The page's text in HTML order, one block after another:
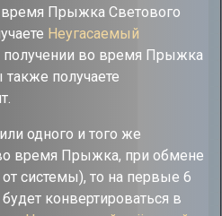
Прыжка Светового
Неугасаемый
во время Прыжка
получаете
одного и того же
время Прыжка, при обмене
системы), то на первые 6
конвертироваться в